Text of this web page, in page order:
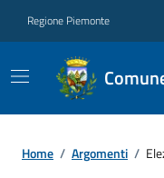
Regione Piemonte
Home / Argomenti /